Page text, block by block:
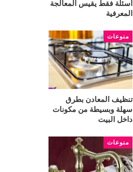
أسئلة فقط يقيس المعالجة
المعرفية
منوعات
تنظيف المعادن بطرق
سهلة وبسيطة من مكونات
داخل البيت
منوعات